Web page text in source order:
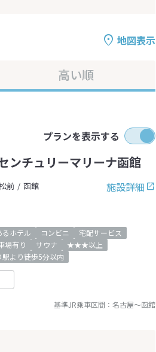
地図表示
高い順
プランを表示する
ンチュリーマリーナ函館
施設詳細
前
函館
るホテル コンビニ
宅配サービス
場有り サウナ
★★★以上
駅より徒歩5分以内
基準JR乗車区間： 名古屋～函館